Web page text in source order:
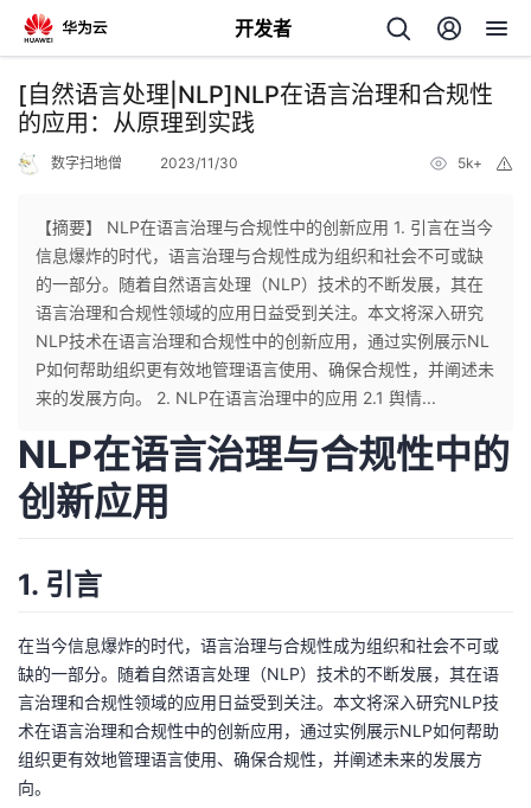
开发者
返
回
个
人
主
页
我
的
开
发
的
博
我
的
我
[自然语言处理|NLP]NLP在语言治理和合规性
的应用：从原理到实践
数字扫地僧 2023/11/30 5k+
【摘要】 NLP在语言治理与合规性中的创新应用 1. 引言在当今
信息爆炸的时代，语言治理与合规性成为组织和社会不可或缺
的一部分。随着自然语言处理（NLP）技术的不断发展，其在
语言治理和合规性领域的应用日益受到关注。本文将深入研究
NLP技术在语言治理和合规性中的创新应用，通过实例展示NL
P如何帮助组织更有效地管理语言使用、确保合规性，并阐述未
来的发展方向。 2. NLP在语言治理中的应用 2.1 舆情...
NLP在语言治理与合规性中的
创新应用
1. 引言
在当今信息爆炸的时代，语言治理与合规性成为组织和社会不可或
缺的一部分。随着自然语言处理（NLP）技术的不断发展，其在语
言治理和合规性领域的应用日益受到关注。本文将深入研究NLP技
术在语言治理和合规性中的创新应用，通过实例展示NLP如何帮助
组织更有效地管理语言使用、确保合规性，并阐述未来的发展方
向。